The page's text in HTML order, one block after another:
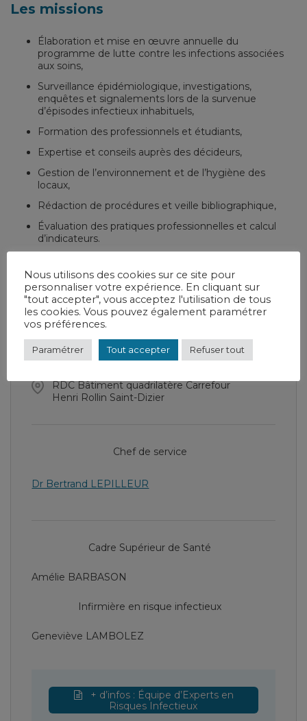
Les missions
Élaboration et mise en œuvre annuelle du
programme de lutte contre les infections associées
aux soins,
Surveillance épidémiologique, investigations,
enquêtes et signalements lors de la survenue
d’épisodes infectieux inhabituels,
Formation des professionnels et étudiants,
Expertise et conseils auprès des décideurs,
Gestion de l’environnement et de l’hygiène des
locaux,
Rédaction de procédures et veille bibliographique,
Évaluation des pratiques professionnelles et calcul
d’indicateurs.
Equipe opérationnelle d’hygiène
06 82 61 88 87
RDC Bâtiment quadrilatère Carrefour
Henri Rollin Saint-Dizier
Chef de service
Dr Bertrand LEPILLEUR
Cadre Supérieur de Santé
Amélie BARBASON
Infirmière en risque infectieux
Geneviève LAMBOLEZ
+ d’infos : Équipe d’Experts en
Risques Infectieux
Nous utilisons des cookies sur ce site pour
personnaliser votre expérience. En cliquant sur
"tout accepter", vous acceptez l'utilisation de tous
les cookies. Vous pouvez également paramétrer
vos préférences.
Paramétrer Tout accepter Refuser tout